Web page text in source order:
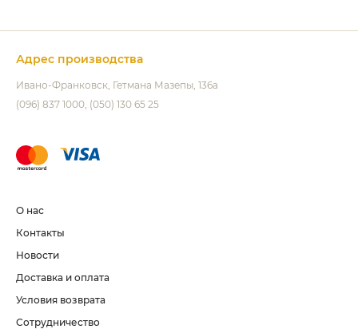
Адрес производства
Ивано-Франковск Гетмана Мазепы, 136а
(096) 837 1000 (050) 130 65 25
О нас
Контакты
Новости
Доставка и оплата
Условия возврата
Сотрудничество